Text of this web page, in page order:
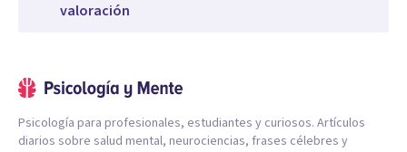
valoración
Psicología para profesionales, estudiantes y curiosos. Artículos
diarios sobre salud mental, neurociencias, frases célebres y